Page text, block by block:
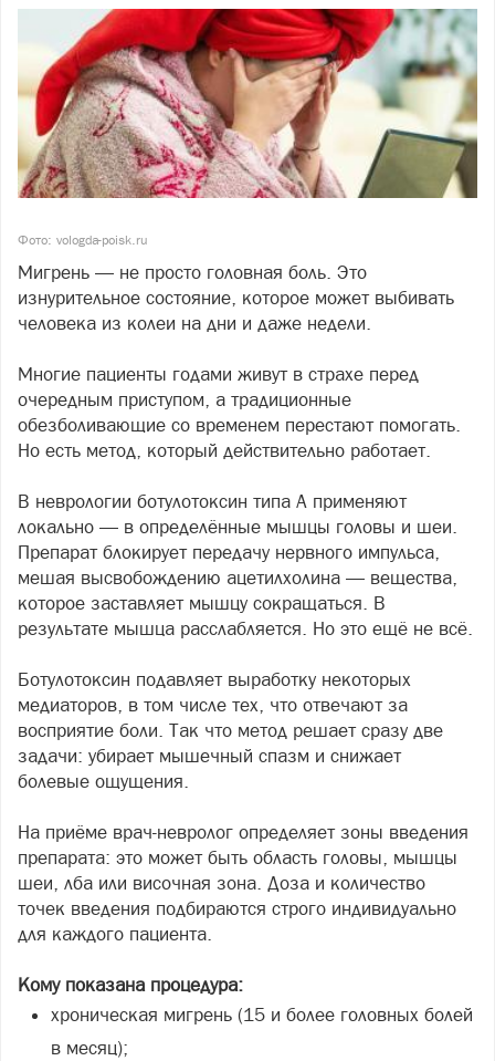
Фото: vologda-poisk.ru
Мигрень — не просто головная боль. Это
изнурительное состояние, которое может выбивать
человека из колеи на дни и даже недели.
Многие пациенты годами живут в страхе перед
очередным приступом, а традиционные
обезболивающие со временем перестают помогать.
Но есть метод, который действительно работает.
В неврологии ботулотоксин типа А применяют
локально — в определённые мышцы головы и шеи.
Препарат блокирует передачу нервного импульса,
мешая высвобождению ацетилхолина — вещества,
которое заставляет мышцу сокращаться. В
результате мышца расслабляется. Но это ещё не всё.
Ботулотоксин подавляет выработку некоторых
медиаторов, в том числе тех, что отвечают за
восприятие боли. Так что метод решает сразу две
задачи: убирает мышечный спазм и снижает
болевые ощущения.
На приёме врач-невролог определяет зоны введения
препарата: это может быть область головы, мышцы
шеи, лба или височная зона. Доза и количество
точек введения подбираются строго индивидуально
для каждого пациента.
Кому показана процедура:
хроническая мигрень (15 и более головных болей
в месяц);